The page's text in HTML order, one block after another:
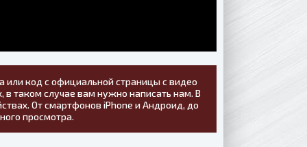
код с официальной страницы с видео
в таком случае вам нужно написать нам. В
От смартфонов iPhone и Андроид, до
просмотра.